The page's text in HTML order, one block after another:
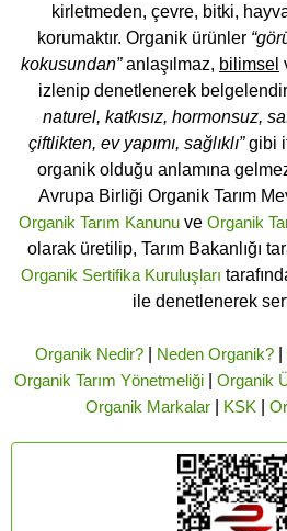
kirletmeden, çevre, bitki,
korumaktır. Organik ürünler
kokusundan”anlaşılmaz, bilimsel
izlenip denetlenerek
naturel, katkısız, hormonsuz,
çiftlikten, ev yapımı, sağlıklı”gibi
organik olduğu anlamına
Avrupa Birliği Organik Tarım
Organik Tarım Kanunu ve Organik
olarak üretilip, Tarım Bakanlığı
Organik Sertifika Kuruluşları
ile denetlenerek
Organik Nedir?| Neden Organik?|
Organik Tarım Yönetmeliği| Organik
Organik Markalar| KSK